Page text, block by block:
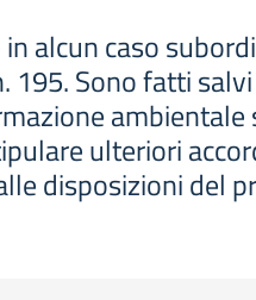
alcun caso
195. Sono fatti
ulteriori
disposizioni del